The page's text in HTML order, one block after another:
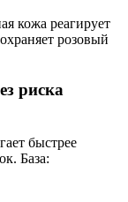
кожа реагирует
розовый
риска
быстрее
База: